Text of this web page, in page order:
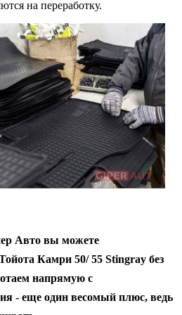
на переработку.
Авто вы можете
Камри 50/ 55 Stingray без
напрямую с
- еще один весомый плюс, ведь